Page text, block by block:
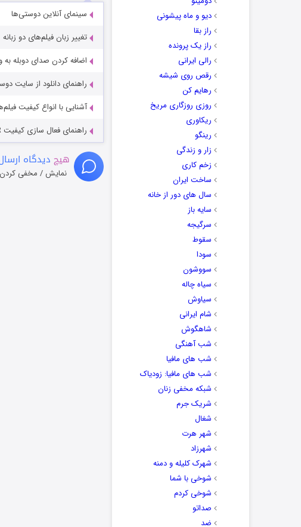
دیو و ماه پیشونی
راز بقا
راز یک پرونده
رالی ایرانی
رقص روی شیشه
رهایم کن
روزی روزگاری مریخ
ریکاوری
رینگو
زار و زندگی
زخم کاری
ساخت ایران
سال های دور از خانه
سایه باز
سرگیجه
سقوط
سودا
سووشون
سیاه چاله
سیاوش
شام ایرانی
شاهگوش
شب آهنگی
شب های مافیا
شب های مافیا: زودیاک
شبکه مخفی زنان
شریک جرم
شغال
شهر هرت
شهرزاد
شهرک کلیله و دمنه
شوخی با شما
شوخی کردم
صداتو
ضد
سینمای آنلاین دوستی‌ها
تغییر زبان فیلم‌های دو زبانه
اضافه کردن صدای دوبله به
راهنمای دانلود از سایت
آشنایی با انواع کیفیت
راهنمای فعال سازی کیفیت HDR در PotPlayer
هیچ دیدگاه
نمایش / مخفی کردن